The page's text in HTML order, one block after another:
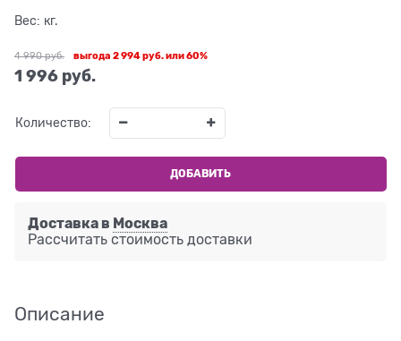
Вес: кг.
4 990 руб.
1 996 руб.
выгода 2 994 руб.или60%
Количество:
ДОБАВИТЬ
Доставка в Москва
Рассчитать стоимость доставки
Описание